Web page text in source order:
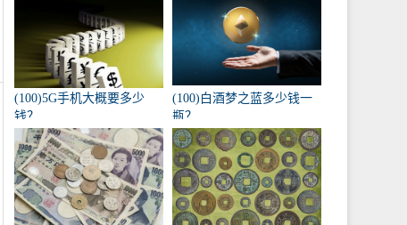
(100)5G手机大概要多少
钱？
(100)白酒梦之蓝多少钱一
瓶？